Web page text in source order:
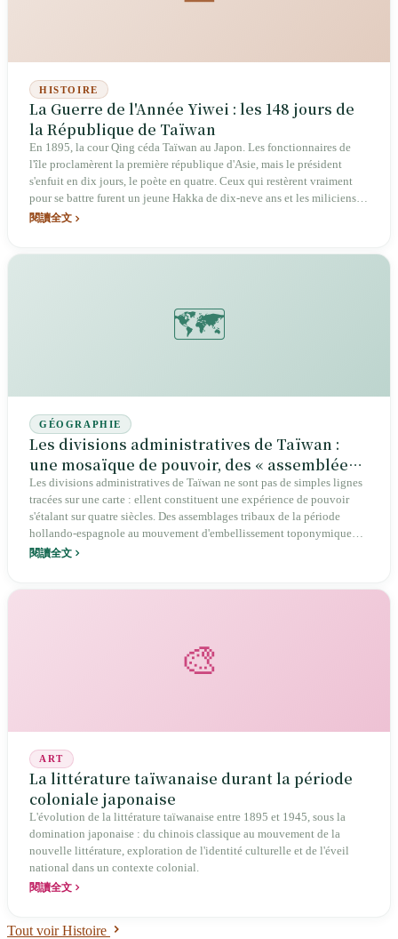
HISTOIRE
La Guerre de l'Année Yiwei : les 148 jours de
la République de Taïwan
En 1895, la cour Qing céda Taïwan au Japon. Les fonctionnaires de
l'île proclamèrent la première république d'Asie, mais le président
s'enfuit en dix jours, le poète en quatre. Ceux qui restèrent vraiment
pour se battre furent un jeune Hakka de dix-neve ans et les miliciens
qu'il avait levés en dilapidant sa fortune. Après 148 jours, la
閱讀全文
🗺️
GÉOGRAPHIE
Les divisions administratives de Taïwan :
une mosaïque de pouvoir, des « assemblées
locales » aux « cinq métropoles »
Les divisions administratives de Taïwan ne sont pas de simples lignes
tracées sur une carte : ellent constituent une expérience de pouvoir
s'étalant sur quatre siècles. Des assemblages tribaux de la période
hollando-espagnole au mouvement d'embellissement toponymique
des « cinq préfectures et trois départements » sous l'ère japonaise, en
閱讀全文
🎨
ART
La littérature taïwanaise durant la période
coloniale japonaise
L'évolution de la littérature taïwanaise entre 1895 et 1945, sous la
domination japonaise : du chinois classique au mouvement de la
nouvelle littérature, exploration de l'identité culturelle et de l'éveil
national dans un contexte colonial.
閱讀全文
Tout voir Histoire